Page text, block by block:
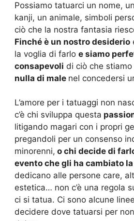
Possiamo tatuarci un nome,
kanji, un animale, simboli
ciò che la nostra fantasia
Finché è un nostro desiderio
la voglia di farlo e siamo
consapevoli di ciò che
nulla di male nel concedersi
L’amore per i tatuaggi non
c’è chi sviluppa questa
litigando magari con i propri
pregandoli per un consenso
minorenni, o chi decide di
evento che gli ha cambiato
dedicano alle persone care,
estetica… non c’è una regola
ci si tatua. Ci sono alcune
decidere dove tatuarsi per